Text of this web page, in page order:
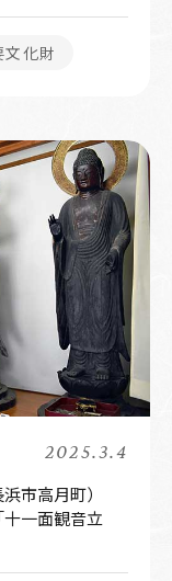
文化財
2025.3.4
市高月町）
一面観音立